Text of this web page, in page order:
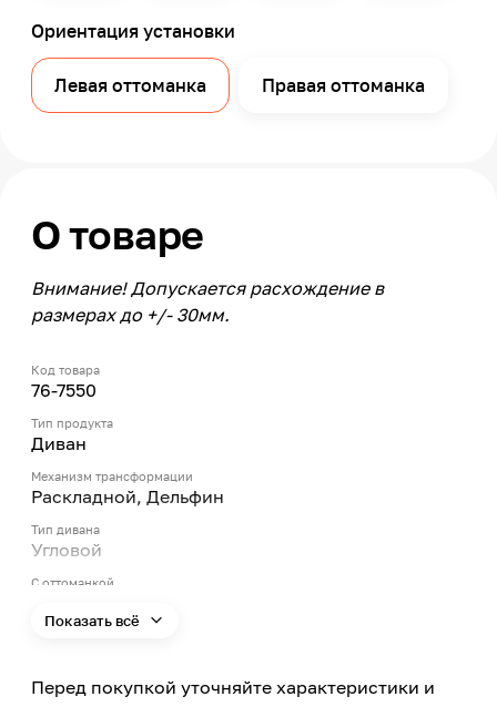
Ориентация установки
Левая оттоманка Правая оттоманка
О товаре
Внимание! Допускается расхождение в
размерах до +/- 30мм.
Код товара
76-7550
Тип продукта
Диван
Механизм трансформации
Раскладной, Дельфин
Тип дивана
Угловой
С оттоманкой
Количество персон
Показать всё
Перед покупкой уточняйте характеристики и